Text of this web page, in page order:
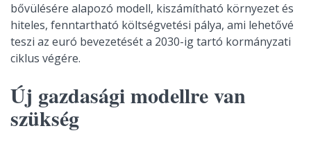
bővülésére alapozó modell, kiszámítható környezet és
hiteles, fenntartható költségvetési pálya, ami lehetővé
teszi az euró bevezetését a 2030-ig tartó kormányzati
ciklus végére.
Új gazdasági modellre van
szükség